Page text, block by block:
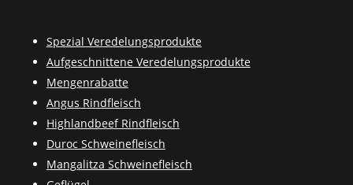
Spezial Veredelungsprodukte
Aufgeschnittene Veredelungsprodukte
Mengenrabatte
Angus Rindfleisch
Highlandbeef Rindfleisch
Duroc Schweinefleisch
Mangalitza Schweinefleisch